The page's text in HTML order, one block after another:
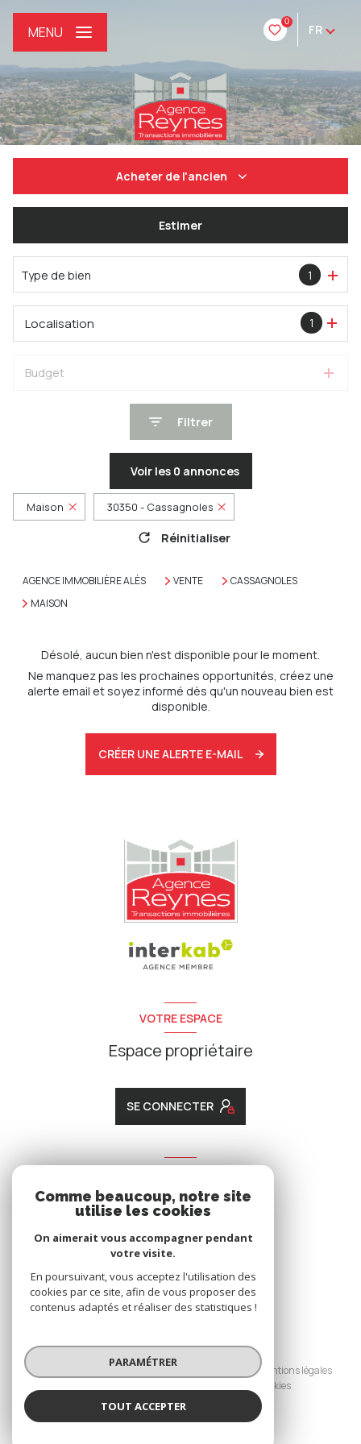
0
FR
MENU
Acheter de l'ancien
De l'immo pro
Estimer
Type de bien 1
1
Localisation
Budget
Filtrer
Voir les 0 annonces
Maison 30350 - Cassagnoles
Réinitialiser
AGENCE IMMOBILIÈRE ALÈS VENTE
CASSAGNOLES
MAISON
Désolé, aucun bien n'est disponible pour le moment.
Ne manquez pas les prochaines opportunités, créez une
alerte email et soyez informé dès qu'un nouveau bien est
disponible.
CRÉER UNE ALERTE E-MAIL
VOTRE ESPACE
Espace propriétaire
SE CONNECTER
Nous adhérons
© 2026 | Tous droits réservés
Nos honoraires
Nos partenaires
Mentions légales
Cookies
Réalisé par :
Comme beaucoup, notre site
utilise les cookies
On aimerait vous accompagner pendant
votre visite.
En poursuivant, vous acceptez l'utilisation des
cookies par ce site, afin de vous proposer des
contenus adaptés et réaliser des statistiques !
PARAMÉTRER
TOUT ACCEPTER